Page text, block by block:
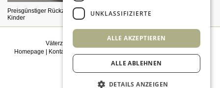
Preisgünstiger Rückzugsbereich für
Kinder
Ein herrliches Vergnügen für Väter
und Kinder
Väterzeit weiterempfehlen
Homepage
Kontakt
Einwilligungsmanagement
UNKLASSIFIZIERTE
ALLE AKZEPTIEREN
ALLE ABLEHNEN
DETAILS ANZEIGEN